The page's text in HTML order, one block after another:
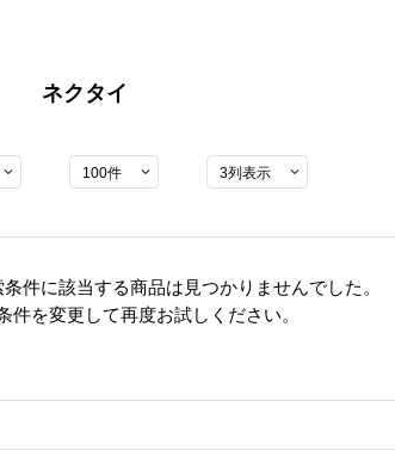
ネクタイ
条件に該当する商品は見つかりませんでした。
件を変更して再度お試しください。